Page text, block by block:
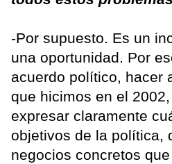
-Por supuesto. Es un
una oportunidad. Por
acuerdo político, hacer
que hicimos en el
expresar claramente
objetivos de la política,
negocios concretos